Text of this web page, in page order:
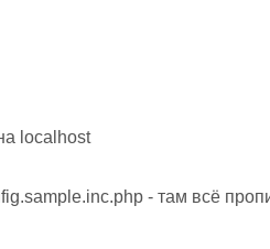
localhost
- там всё